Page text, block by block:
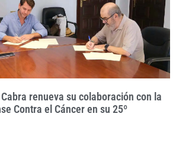
renueva su colaboración con la
Contra el Cáncer en su 25º